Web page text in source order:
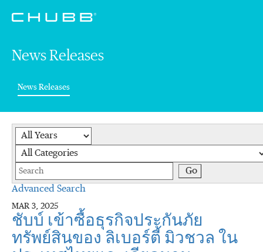
News Releases
News Releases(current)
Year
Keywords
Go
Advanced Search
MAR 3, 2025
ชับบ์ เข้าซื้อธุรกิจประกันภัย
ทรัพย์สินของ ลิเบอร์ตี้ มิวชวล ใน